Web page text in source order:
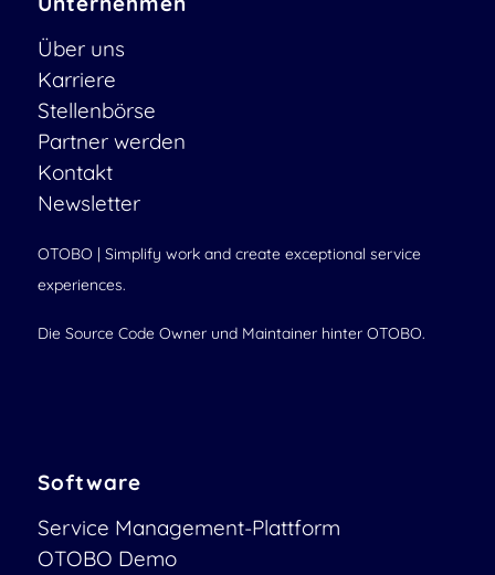
Über uns
Karriere
Stellenbörse
Partner werden
Kontakt
Newsletter
OTOBO | Simplify work and create exceptional service
experiences.
Die Source Code Owner und Maintainer hinter OTOBO.
Software
Service Management-Plattform
OTOBO Demo